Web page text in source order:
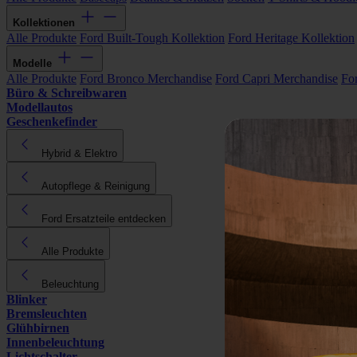
Kollektionen
Alle Produkte Ford Built-Tough Kollektion Ford Heritage Kollektion
Modelle
Alle Produkte Ford Bronco Merchandise Ford Capri Merchandise
Büro & Schreibwaren
Modellautos
Geschenkefinder
Hybrid & Elektro
Autopflege & Reinigung
Ford Ersatzteile entdecken
Alle Produkte
Beleuchtung
Blinker
Bremsleuchten
Glühbirnen
Innenbeleuchtung